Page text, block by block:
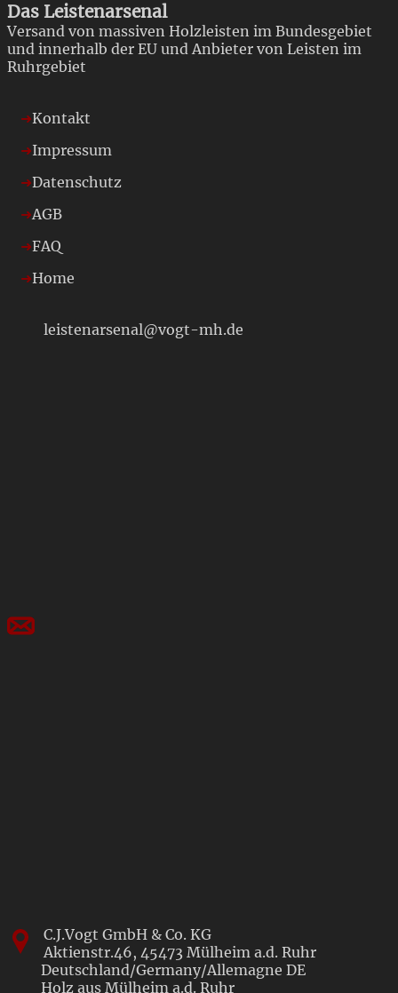
Das Leistenarsenal
Versand von massiven Holzleisten im Bundesgebiet
und innerhalb der EU und Anbieter von Leisten im
Ruhrgebiet
Kontakt
Impressum
Datenschutz
AGB
FAQ
Home
leistenarsenal@vogt-mh.de
C.J.Vogt GmbH & Co. KG
Aktienstr.46,45473 Mülheim a.d. Ruhr
Deutschland/Germany/AllemagneDE
Holz aus Mülheim a.d. Ruhr